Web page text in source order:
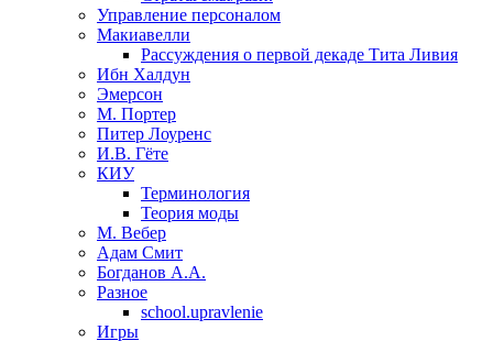
Управление персоналом
Макиавелли
Рассуждения о первой декаде Тита Ливия
Ибн Халдун
Эмерсон
М. Портер
Питер Лоуренс
И.В. Гёте
КИУ
Терминология
Теория моды
М. Вебер
Адам Смит
Богданов А.А.
Разное
school.upravlenie
Игры